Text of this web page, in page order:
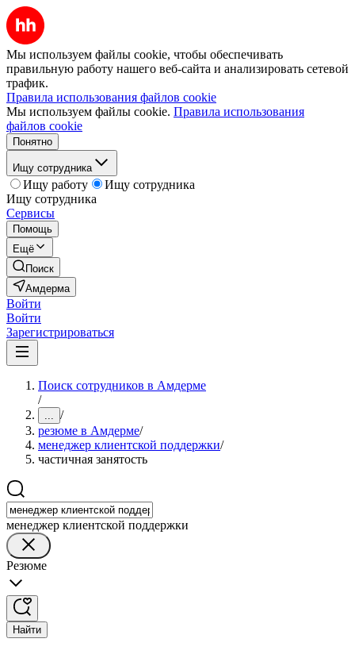
Мы используем файлы cookie, чтобы обеспечивать
правильную работу нашего веб-сайта и анализировать сетевой
трафик.
Правила использования файлов cookie
Мы используем файлы cookie. Правила использования
файлов cookie
Понятно
Ищу сотрудника
Ищу работу
Ищу сотрудника
Ищу сотрудника
Сервисы
Помощь
Ещё
Поиск
Амдерма
Войти
Войти
Зарегистрироваться
Поиск сотрудников в Амдерме
/
... /
резюме в Амдерме/
менеджер клиентской поддержки/
частичная занятость
менеджер клиентской поддержки
Резюме
Найти